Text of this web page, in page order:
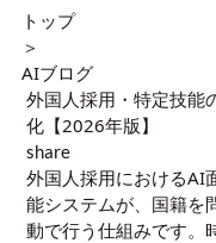
トップ
＞
AIブログ
外国人採用・特定技能
化【2026年版】
share
外国人採用におけるAI
能システムが、国籍を
動で行う仕組みです。